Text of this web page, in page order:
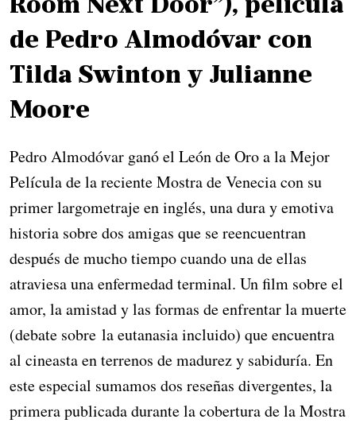
Room Next Door”), película
de Pedro Almodóvar con
Tilda Swinton y Julianne
Moore
Pedro Almodóvar ganó el León de Oro a la Mejor
Película de la reciente Mostra de Venecia con su
primer largometraje en inglés, una dura y emotiva
historia sobre dos amigas que se reencuentran
después de mucho tiempo cuando una de ellas
atraviesa una enfermedad terminal. Un film sobre el
amor, la amistad y las formas de enfrentar la muerte
(debate sobre la eutanasia incluido) que encuentra
al cineasta en terrenos de madurez y sabiduría. En
este especial sumamos dos reseñas divergentes, la
primera publicada durante la cobertura de la Mostra